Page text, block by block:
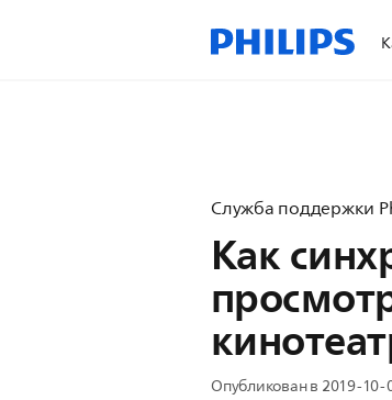
Служба поддержки
Как
Опубликован в 2019-10-